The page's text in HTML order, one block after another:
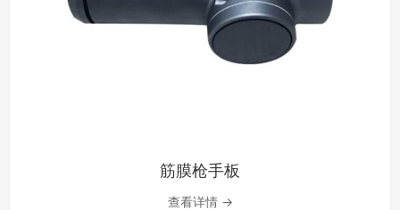
筋膜枪手板
查看详情 →